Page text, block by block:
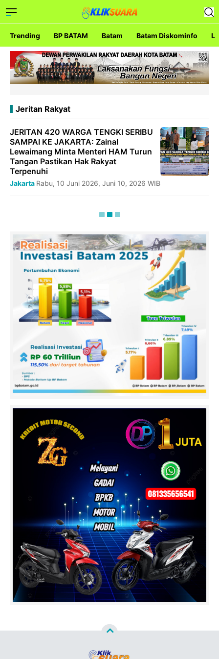
Trending BP BATAM Batam Batam Diskominfo
Jeritan Rakyat
JERITAN 420 WARGA TENGKI SERIBU
SAMPAI KE JAKARTA: Zainal
Lewaimang Minta Menteri HAM Turun
Tangan Pastikan Hak Rakyat
Terpenuhi
Jakarta Rabu, 10 Juni 2026, Juni 10, 2026 WIB